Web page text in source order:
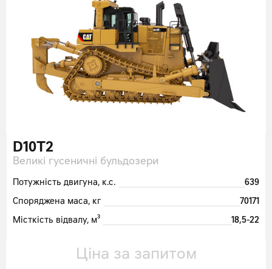
D10T2
Великі гусеничні бульдозери
Потужність двигуна, к.с. 639
Споряджена маса, кг 70171
Місткість відвалу, м³ 18,5-22
Ціна за запитом